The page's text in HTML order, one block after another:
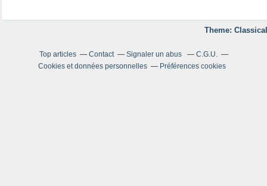
Theme:
Top articles Contact Signaler un abus
C.G.U.
Cookies et données personnelles
Préférences cookies